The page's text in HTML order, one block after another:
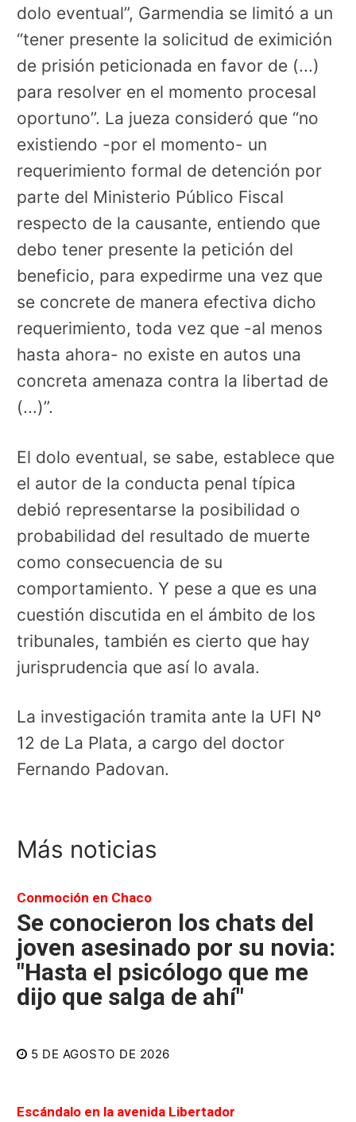
dolo eventual”, Garmendia se limitó a un
“tener presente la solicitud de eximición
de prisión peticionada en favor de (...)
para resolver en el momento procesal
oportuno”. La jueza consideró que “no
existiendo -por el momento- un
requerimiento formal de detención por
parte del Ministerio Público Fiscal
respecto de la causante, entiendo que
debo tener presente la petición del
beneficio, para expedirme una vez que
se concrete de manera efectiva dicho
requerimiento, toda vez que -al menos
hasta ahora- no existe en autos una
concreta amenaza contra la libertad de
(...)”.
El dolo eventual, se sabe, establece que
el autor de la conducta penal típica
debió representarse la posibilidad o
probabilidad del resultado de muerte
como consecuencia de su
comportamiento. Y pese a que es una
cuestión discutida en el ámbito de los
tribunales, también es cierto que hay
jurisprudencia que así lo avala.
La investigación tramita ante la UFI Nº
12 de La Plata, a cargo del doctor
Fernando Padovan.
Más noticias
Conmoción en Chaco
Se conocieron los chats del
joven asesinado por su novia:
"Hasta el psicólogo que me
dijo que salga de ahí"
5 DE AGOSTO DE 2026
Escándalo en la avenida Libertador